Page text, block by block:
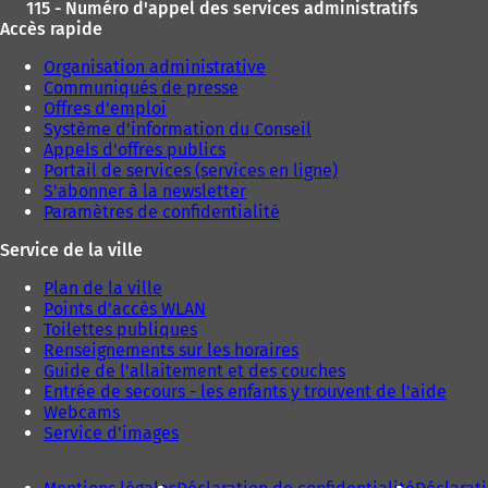
115 - Numéro d'appel des services administratifs
Accès rapide
Organisation administrative
Communiqués de presse
Offres d'emploi
Système d'information du Conseil
Appels d'offres publics
Portail de services (services en ligne)
S'abonner à la newsletter
Paramètres de confidentialité
Service de la ville
Plan de la ville
Points d'accès WLAN
Toilettes publiques
Renseignements sur les horaires
Guide de l'allaitement et des couches
Entrée de secours - les enfants y trouvent de l'aide
Webcams
Service d'images